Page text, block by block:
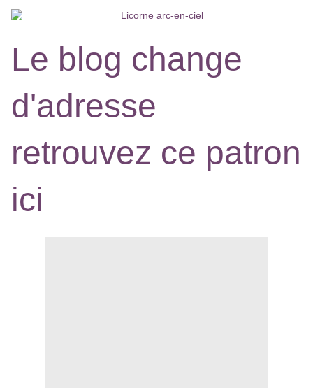
Le blog change
d'adresse
retrouvez ce patron
ici